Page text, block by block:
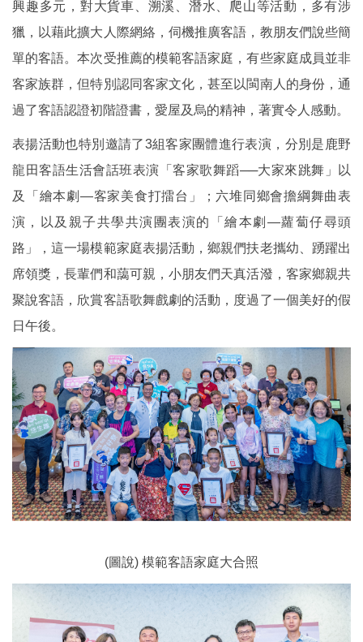
興趣多元，對大貨車、溯溪、潛水、爬山等活動，多有涉
獵，以藉此擴大人際網絡，伺機推廣客語，教朋友們說些簡
單的客語。本次受推薦的模範客語家庭，有些家庭成員並非
客家族群，但特別認同客家文化，甚至以閩南人的身份，通
過了客語認證初階證書，愛屋及烏的精神，著實令人感動。
表揚活動也特別邀請了3組客家團體進行表演，分別是鹿野
龍田客語生活會話班表演「客家歌舞蹈──大家來跳舞」以
及「繪本劇—客家美食打擂台」；六堆同鄉會擔綱舞曲表
演，以及親子共學共演團表演的「繪本劇—蘿蔔仔尋頭
路」，這一場模範家庭表揚活動，鄉親們扶老攜幼、踴躍出
席領獎，長輩們和藹可親，小朋友們天真活潑，客家鄉親共
聚說客語，欣賞客語歌舞戲劇的活動，度過了一個美好的假
日午後。
(圖說) 模範客語家庭大合照